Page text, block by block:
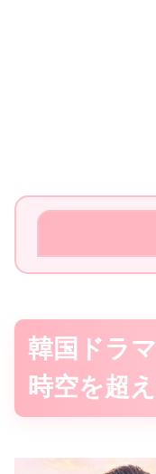
韓国ドラ
時空を超